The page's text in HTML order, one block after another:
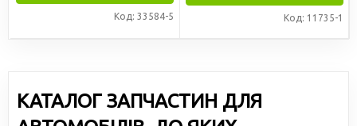
Код: 33584-5 Код: 11735-1
КАТАЛОГ ЗАПЧАСТИН ДЛЯ